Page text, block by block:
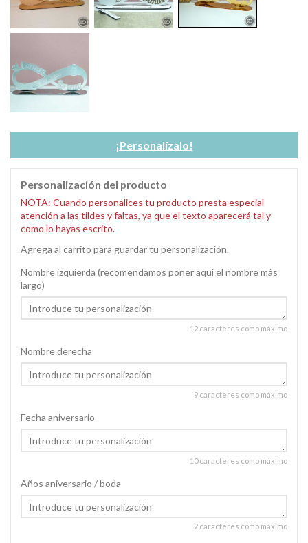
¡Personalízalo!
Personalización del producto
NOTA: Cuando personalices tu producto presta especial
atención a las tildes y faltas, ya que el texto aparecerá tal y
como lo hayas escrito.
Agrega al carrito para guardar tu personalización.
Nombre izquierda (recomendamos poner aquí el nombre más
largo)
12 caracteres como máximo
Nombre derecha
9 caracteres como máximo
Fecha aniversario
10 caracteres como máximo
Años aniversario / boda
2 caracteres como máximo